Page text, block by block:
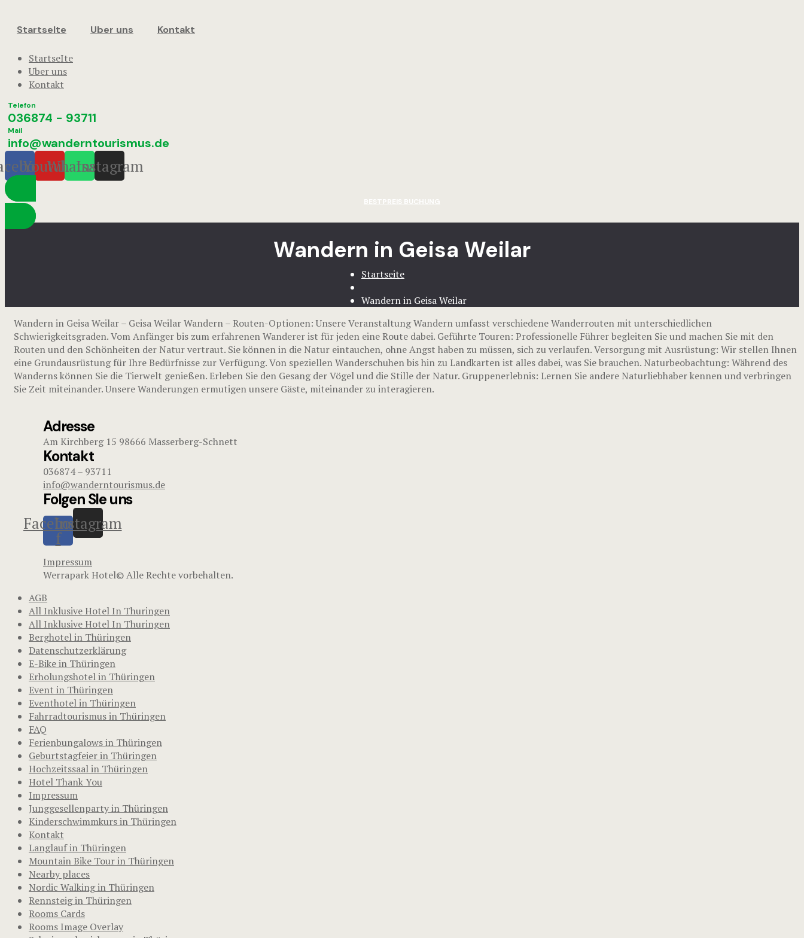
StartseIte Uber uns Kontakt
StartseIte
Uber uns
Kontakt
Telefon
036874 - 93711
Mail
info@wanderntourismus.de
Youtube
Whatsapp
Instagram
BESTPREIS BUCHUNG
Wandern in Geisa Weilar
Startseite
Wandern in Geisa Weilar
Wandern in Geisa Weilar – Geisa Weilar Wandern – Routen-Optionen: Unsere Veranstaltung Wandern umfasst verschiedene Wanderrouten mit unterschiedlichen
Schwierigkeitsgraden. Vom Anfänger bis zum erfahrenen Wanderer ist für jeden eine Route dabei. Geführte Touren: Professionelle Führer begleiten Sie und machen Sie mit den
Routen und den Schönheiten der Natur vertraut. Sie können in die Natur eintauchen, ohne Angst haben zu müssen, sich zu verlaufen. Versorgung mit Ausrüstung: Wir stellen Ihnen
eine Grundausrüstung für Ihre Bedürfnisse zur Verfügung. Von speziellen Wanderschuhen bis hin zu Landkarten ist alles dabei, was Sie brauchen. Naturbeobachtung: Während des
Wanderns können Sie die Tierwelt genießen. Erleben Sie den Gesang der Vögel und die Stille der Natur. Gruppenerlebnis: Lernen Sie andere Naturliebhaber kennen und verbringen
Sie Zeit miteinander. Unsere Wanderungen ermutigen unsere Gäste, miteinander zu interagieren.
Adresse
Am Kirchberg 15 98666 Masserberg-Schnett
Kontakt
036874 – 93711
info@wanderntourismus.de
Folgen SIe uns
Facebook-
f
Instagram
Impressum
Werrapark Hotel© Alle Rechte vorbehalten.
AGB
All Inklusive Hotel In Thuringen
All Inklusive Hotel In Thuringen
Berghotel in Thüringen
Datenschutzerklärung
E-Bike in Thüringen
Erholungshotel in Thüringen
Event in Thüringen
Eventhotel in Thüringen
Fahrradtourismus in Thüringen
FAQ
Ferienbungalows in Thüringen
Geburtstagfeier in Thüringen
Hochzeitssaal in Thüringen
Hotel Thank You
Impressum
Junggesellenparty in Thüringen
Kinderschwimmkurs in Thüringen
Kontakt
Langlauf in Thüringen
Mountain Bike Tour in Thüringen
Nearby places
Nordic Walking in Thüringen
Rennsteig in Thüringen
Rooms Cards
Rooms Image Overlay